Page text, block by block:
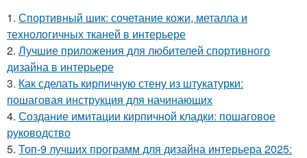
1. Спортивный шик: сочетание кожи, металла и
технологичных тканей в интерьере
2. Лучшие приложения для любителей спортивного
дизайна в интерьере
3. Как сделать кирпичную стену из штукатурки:
пошаговая инструкция для начинающих
4. Создание имитации кирпичной кладки: пошаговое
руководство
5. Топ-9 лучших программ для дизайна интерьера 2025: